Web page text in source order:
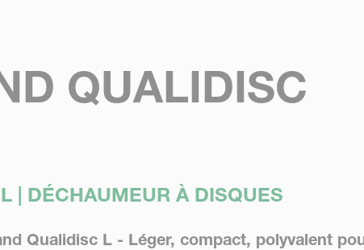
QUALIDISC
| DÉCHAUMEUR À DISQUES
Qualidisc L - Léger, compact, polyvalent